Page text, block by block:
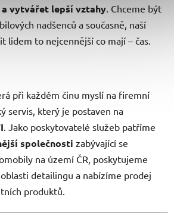
a vytvářet lepší vztahy. Chceme být
nadšenců a současně, naší
lidem to nejcennější co mají – čas.
při každém činu myslí na firemní
servis, který je postaven na
. Jako poskytovatelé služeb patříme
společnosti zabývající se
na území ČR, poskytujeme
detailingu a nabízíme prodej
produktů.